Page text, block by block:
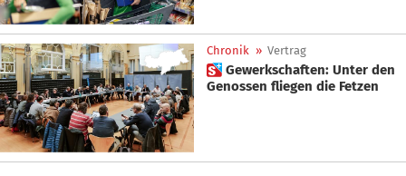
Chronik » Vertrag
 Gewerkschaften: Unter den
Genossen fliegen die Fetzen